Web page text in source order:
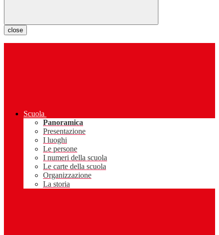
close
Scuola
Panoramica
Presentazione
I luoghi
Le persone
I numeri della scuola
Le carte della scuola
Organizzazione
La storia